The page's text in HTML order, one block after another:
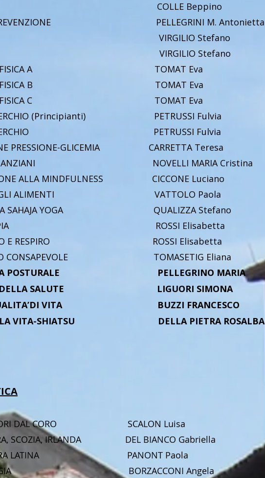
COLLE Beppino
E PREVENZIONE PELLEGRINI M. Antonietta
A VIRGILIO Stefano
B VIRGILIO Stefano
FISICA A TOMAT Eva
FISICA B TOMAT Eva
FISICA C TOMAT Eva
CERCHIO (Principianti) PETRUSSI Fulvia
IN CERCHIO PETRUSSI Fulvia
PRESSIONE-GLICEMIA CARRETTA Teresa
PER ANZIANI NOVELLI MARIA Cristina
ALLA MINDFULNESS CICCONE Luciano
DEGLI ALIMENTI VATTOLO Paola
A SAHAJA YOGA QUALIZZA Stefano
ROSSI Elisabetta
E RESPIRO ROSSI Elisabetta
CONSAPEVOLE TOMASETIG Eliana
POSTURALE PELLEGRINO MARIA
DELLA SALUTE LIGUORI SIMONA
QUALITA’DI VITA BUZZI FRANCESCO
VITA-SHIATSU DELLA PIETRA ROSALBA
DAL CORO SCALON Luisa
SCOZIA, IRLANDA DEL BIANCO Gabriella
LATINA PANONT Paola
BORZACCONI Angela